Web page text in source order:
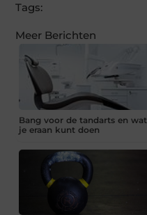
Tags:
Meer Berichten
Bang voor de tandarts en wat
je eraan kunt doen